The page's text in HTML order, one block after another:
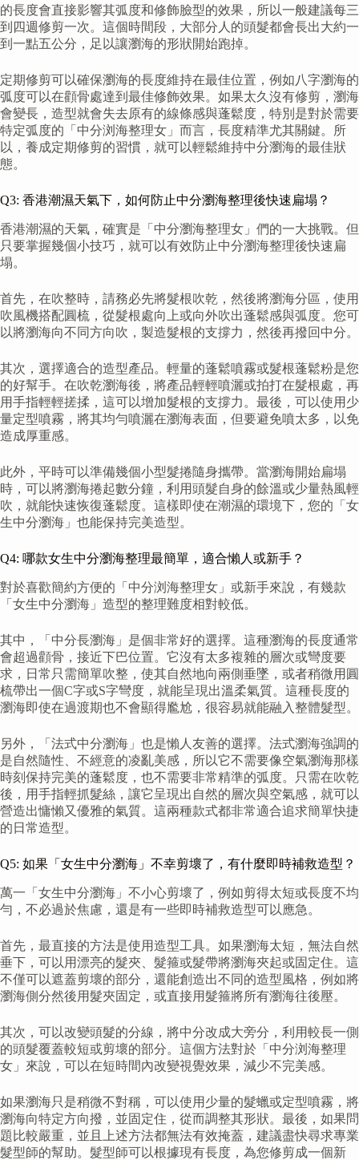
的長度會直接影響其弧度和修飾臉型的效果，所以一般建議每三
到四週修剪一次。這個時間段，大部分人的頭髮都會長出大約一
到一點五公分，足以讓瀏海的形狀開始跑掉。
定期修剪可以確保瀏海的長度維持在最佳位置，例如八字瀏海的
弧度可以在顴骨處達到最佳修飾效果。如果太久沒有修剪，瀏海
會變長，造型就會失去原有的線條感與蓬鬆度，特別是對於需要
特定弧度的「中分浏海整理女」而言，長度精準尤其關鍵。所
以，養成定期修剪的習慣，就可以輕鬆維持中分瀏海的最佳狀
態。
Q3: 香港潮濕天氣下，如何防止中分瀏海整理後快速扁塌？
香港潮濕的天氣，確實是「中分瀏海整理女」們的一大挑戰。但
只要掌握幾個小技巧，就可以有效防止中分瀏海整理後快速扁
塌。
首先，在吹整時，請務必先將髮根吹乾，然後將瀏海分區，使用
吹風機搭配圓梳，從髮根處向上或向外吹出蓬鬆感與弧度。您可
以將瀏海向不同方向吹，製造髮根的支撐力，然後再撥回中分。
其次，選擇適合的造型產品。輕量的蓬鬆噴霧或髮根蓬鬆粉是您
的好幫手。在吹乾瀏海後，將產品輕輕噴灑或拍打在髮根處，再
用手指輕輕搓揉，這可以增加髮根的支撐力。最後，可以使用少
量定型噴霧，將其均勻噴灑在瀏海表面，但要避免噴太多，以免
造成厚重感。
此外，平時可以準備幾個小型髮捲隨身攜帶。當瀏海開始扁塌
時，可以將瀏海捲起數分鐘，利用頭髮自身的餘溫或少量熱風輕
吹，就能快速恢復蓬鬆度。這樣即使在潮濕的環境下，您的「女
生中分瀏海」也能保持完美造型。
Q4: 哪款女生中分瀏海整理最簡單，適合懶人或新手？
對於喜歡簡約方便的「中分浏海整理女」或新手來說，有幾款
「女生中分瀏海」造型的整理難度相對較低。
其中，「中分長瀏海」是個非常好的選擇。這種瀏海的長度通常
會超過顴骨，接近下巴位置。它沒有太多複雜的層次或彎度要
求，日常只需簡單吹整，使其自然地向兩側垂墜，或者稍微用圓
梳帶出一個C字或S字彎度，就能呈現出溫柔氣質。這種長度的
瀏海即使在過渡期也不會顯得尷尬，很容易就能融入整體髮型。
另外，「法式中分瀏海」也是懶人友善的選擇。法式瀏海強調的
是自然隨性、不經意的凌亂美感，所以它不需要像空氣瀏海那樣
時刻保持完美的蓬鬆度，也不需要非常精準的弧度。只需在吹乾
後，用手指輕抓髮絲，讓它呈現出自然的層次與空氣感，就可以
營造出慵懶又優雅的氣質。這兩種款式都非常適合追求簡單快捷
的日常造型。
Q5: 如果「女生中分瀏海」不幸剪壞了，有什麼即時補救造型？
萬一「女生中分瀏海」不小心剪壞了，例如剪得太短或長度不均
勻，不必過於焦慮，還是有一些即時補救造型可以應急。
首先，最直接的方法是使用造型工具。如果瀏海太短，無法自然
垂下，可以用漂亮的髮夾、髮箍或髮帶將瀏海夾起或固定住。這
不僅可以遮蓋剪壞的部分，還能創造出不同的造型風格，例如將
瀏海側分然後用髮夾固定，或直接用髮箍將所有瀏海往後壓。
其次，可以改變頭髮的分線，將中分改成大旁分，利用較長一側
的頭髮覆蓋較短或剪壞的部分。這個方法對於「中分浏海整理
女」來說，可以在短時間內改變視覺效果，減少不完美感。
如果瀏海只是稍微不對稱，可以使用少量的髮蠟或定型噴霧，將
瀏海向特定方向撥，並固定住，從而調整其形狀。最後，如果問
題比較嚴重，並且上述方法都無法有效掩蓋，建議盡快尋求專業
髮型師的幫助。髮型師可以根據現有長度，為您修剪成一個新